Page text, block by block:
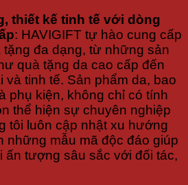
thiết kế tinh tế với dòng
: HAVIGIFT tự hào cung cấp
đa dạng, từ những sản
quà tặng da cao cấp đến
và tinh tế. Sản phẩm da, bao
phụ kiện, không chỉ có tính
thể hiện sự chuyên nghiệp
tôi luôn cập nhật xu hướng
những mẫu mã độc đáo giúp
ấn tượng sâu sắc với đối tác,